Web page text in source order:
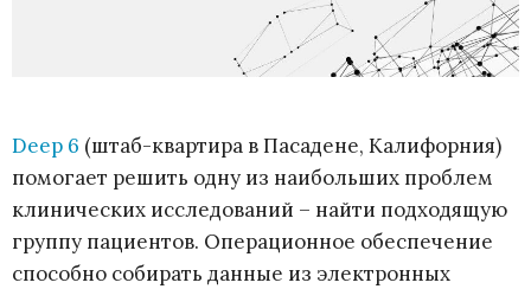
Deep 6 (штаб-квартира в Пасадене, Калифорния)
помогает решить одну из наибольших проблем
клинических исследований – найти подходящую
группу пациентов. Операционное обеспечение
способно собирать данные из электронных